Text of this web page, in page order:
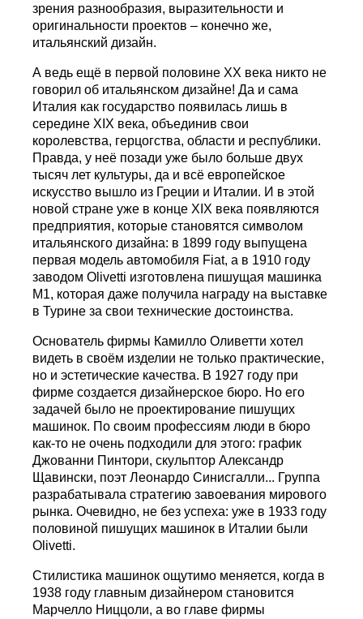
зрения разнообразия, выразительности и
оригинальности проектов – конечно же,
итальянский дизайн.
А ведь ещё в первой половине ХХ века никто не
говорил об итальянском дизайне! Да и сама
Италия как государство появилась лишь в
середине XIX века, объединив свои
королевства, герцогства, области и республики.
Правда, у неё позади уже было больше двух
тысяч лет культуры, да и всё европейское
искусство вышло из Греции и Италии. И в этой
новой стране уже в конце XIX века появляются
предприятия, которые становятся символом
итальянского дизайна: в 1899 году выпущена
первая модель автомобиля Fiat, а в 1910 году
заводом Olivetti изготовлена пишущая машинка
М1, которая даже получила награду на выставке
в Турине за свои технические достоинства.
Основатель фирмы Камилло Оливетти хотел
видеть в своём изделии не только практические,
но и эстетические качества. В 1927 году при
фирме создается дизайнерское бюро. Но его
задачей было не проектирование пишущих
машинок. По своим профессиям люди в бюро
как-то не очень подходили для этого: график
Джованни Пинтори, скульптор Александр
Щавински, поэт Леонардо Синисгалли... Группа
разрабатывала стратегию завоевания мирового
рынка. Очевидно, не без успеха: уже в 1933 году
половиной пишущих машинок в Италии были
Olivetti.
Стилистика машинок ощутимо меняется, когда в
1938 году главным дизайнером становится
Марчелло Ниццоли, а во главе фирмы